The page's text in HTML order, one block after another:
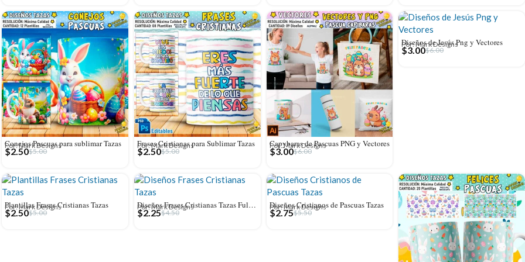
Conejos Pascuas para sublimar Tazas
Por: Mark Designs
$5.00
$2.50
Frases Cristianas para Sublimar Tazas
Por: Mark Designs
$5.00
$2.50
Capybaras de Pascuas PNG y Vectores
Por: Mark Designs
$6.00
$3.00
Diseños de Jesús Png y Vectores
Por: Mark Designs
$6.00
$3.00
Plantillas Frases Cristianas Tazas
Por: Mark Designs
$5.00
$2.50
Diseños Frases Cristianas Tazas Full Editables
Por: Mark Designs
$4.50
$2.25
Diseños Cristianos de Pascuas Tazas
Por: Mark Designs
$5.50
$2.75